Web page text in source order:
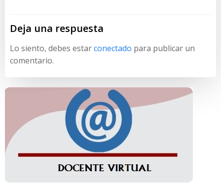
Deja una respuesta
Lo siento, debes estarconectado para publicar un
comentario.